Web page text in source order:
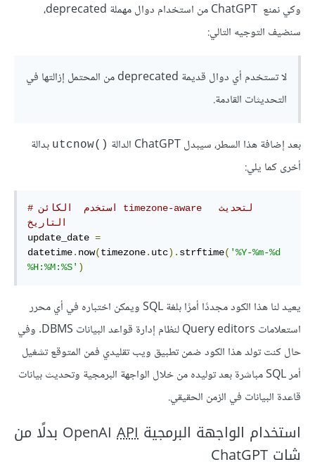
وكي نمنع ChatGPT من استخدام دوال مهملة deprecated،
سنضيف التوجيه التالي:
لا تستخدم أي دوال قديمة deprecated من المحتمل إزالتها في
التحديثات القادمة.
بعد إضافة هذا السطر، سيبدل ChatGPT الدالة ()utcnow
بدالة
أخرى كما يلي:
# استخدم  الكائن timezone-aware لتحديث
التاريخ
update_date =
datetime. now(timezone. utc). strftime( '%Y-%m-%d
%H:%M:%S' )
يعيد لنا هذا الكود مجددًا أمرًا بلغة SQL ويمكن اختباره في أي محرر
استعلامات Query editors لنظام إدارة قواعد البيانات DBMS. وفي
حال كنت تولد هذا الكود ضمن تطبيق ويب تقليدي فمن المتوقع تشغيل
أمر SQL مباشرة بعد توليده من خلال الواجهة البرمجية وتحديث بيانات
قاعدة البيانات في الزمن الحقيقي.
استخدام الواجهة البرمجية OpenAI API
بدلًا من
شات ChatGPT